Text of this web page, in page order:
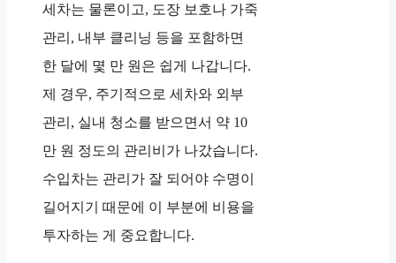
세차는 물론이고, 도장 보호나 가죽
관리, 내부 클리닝 등을 포함하면
한 달에 몇 만 원은 쉽게 나갑니다.
제 경우, 주기적으로 세차와 외부
관리, 실내 청소를 받으면서 약 10
만 원 정도의 관리비가 나갔습니다.
수입차는 관리가 잘 되어야 수명이
길어지기 때문에 이 부분에 비용을
투자하는 게 중요합니다.